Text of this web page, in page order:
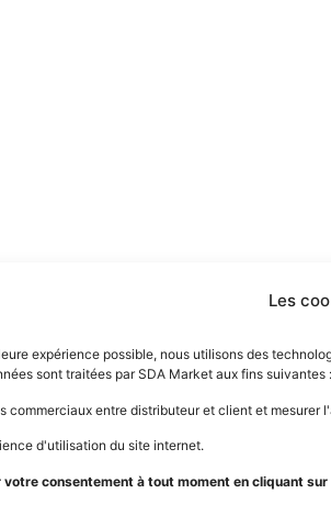
Les
expérience possible, nous utilisons des
sont traitées par SDA Market aux fins suivantes
commerciaux entre distributeur et client et
d'utilisation du site internet.
consentement à tout moment en cliquant